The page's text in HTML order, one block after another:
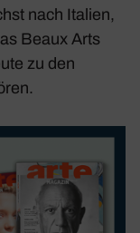
nach Italien,
Beaux Arts
zu den